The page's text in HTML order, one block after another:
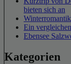
bieten sich an
Ein
Ebensee
Kategorien